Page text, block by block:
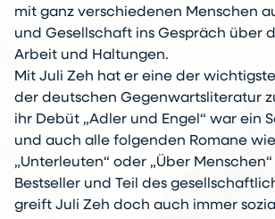
mit ganz verschiedenen Menschen
und Gesellschaft ins Gespräch über
Arbeit und Haltungen.
Mit Juli Zeh hat er eine der
der deutschen Gegenwartsliteratur
ihr Debüt „Adler und Engel“ war ein
und auch alle folgenden Romane
„Unterleuten“ oder „Über
Bestseller und Teil des
greift Juli Zeh doch auch immer